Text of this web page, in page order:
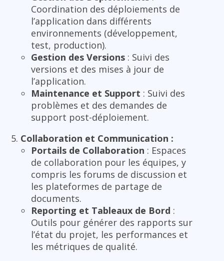
Coordination des déploiements de
l’application dans différents
environnements (développement,
test, production).
Gestion des Versions : Suivi des
versions et des mises à jour de
l’application.
Maintenance et Support : Suivi des
problèmes et des demandes de
support post-déploiement.
Collaboration et Communication :
Portails de Collaboration : Espaces
de collaboration pour les équipes, y
compris les forums de discussion et
les plateformes de partage de
documents.
Reporting et Tableaux de Bord :
Outils pour générer des rapports sur
l’état du projet, les performances et
les métriques de qualité.